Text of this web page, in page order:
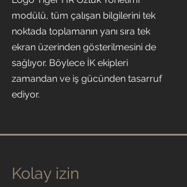
modülü, tüm çalışan bilgilerini tek
noktada toplamanın yanı sıra tek
ekran üzerinden gösterilmesini de
sağlıyor. Böylece İK ekipleri
zamandan ve iş gücünden tasarruf
ediyor.
Kolay izin